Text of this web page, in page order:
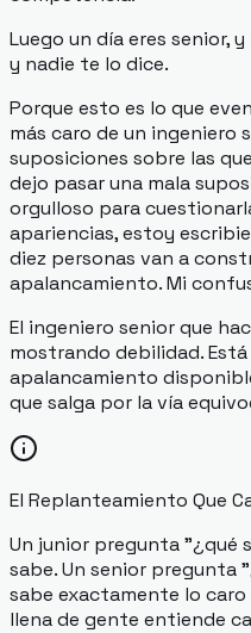
Luego un día eres senior,
y nadie te lo dice.
Porque esto es lo que
más caro de un ingeniero
suposiciones sobre las
dejo pasar una mala
orgulloso para
apariencias, estoy
diez personas van a
apalancamiento. Mi
El ingeniero senior que
mostrando debilidad.
apalancamiento
que salga por la vía
El Replanteamiento Que
Un junior pregunta "¿qué
sabe. Un senior pregunta
sabe exactamente lo
llena de gente entiende